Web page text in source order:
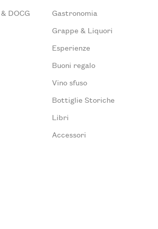
DOCG
Gastronomia
Grappe & Liquori
Esperienze
Buoni regalo
Vino sfuso
Bottiglie Storiche
Libri
Accessori